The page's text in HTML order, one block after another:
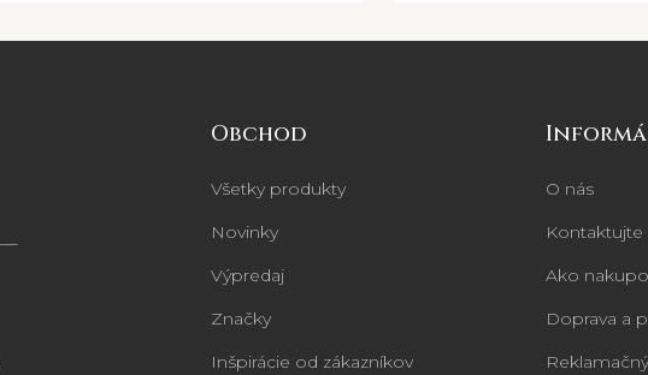
Obchod
Všetky produkty
Novinky
Výpredaj
Značky
Inšpirácie od zákazníkov
O nás
Kontaktujte
Ako
Doprava a